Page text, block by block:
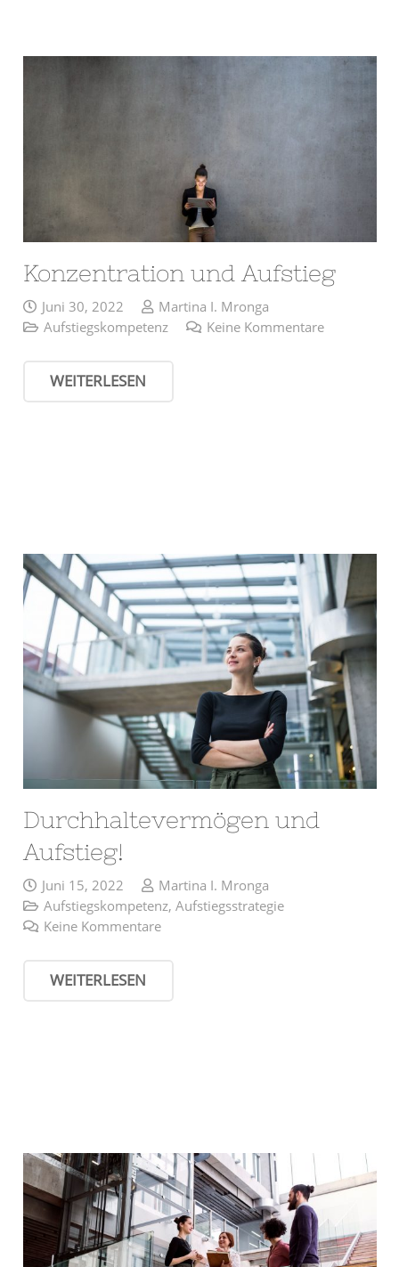
Konzentration und Aufstieg
Juni 30, 2022
Martina I. Mronga
Aufstiegskompetenz
Keine Kommentare
WEITERLESEN
Durchhaltevermögen und
Aufstieg!
Juni 15, 2022
Martina I. Mronga
Aufstiegskompetenz, Aufstiegsstrategie
Keine Kommentare
WEITERLESEN